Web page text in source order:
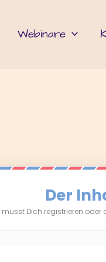
Webinare
Der
musst Dich registrieren